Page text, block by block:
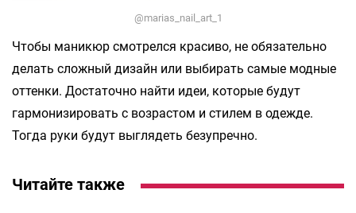
@marias_nail_art_1
Чтобы маникюр смотрелся красиво, не обязательно
делать сложный дизайн или выбирать самые модные
оттенки. Достаточно найти идеи, которые будут
гармонизировать с возрастом и стилем в одежде.
Тогда руки будут выглядеть безупречно.
Читайте также